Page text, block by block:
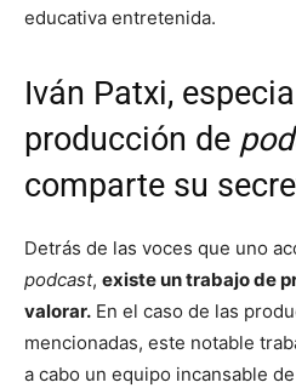
educativa entretenida.
Iván Patxi,
producción de
comparte su
Detrás de las voces que uno
podcast, existe un trabajo de
valorar. En el caso de las
mencionadas, este notable
a cabo un equipo incansable